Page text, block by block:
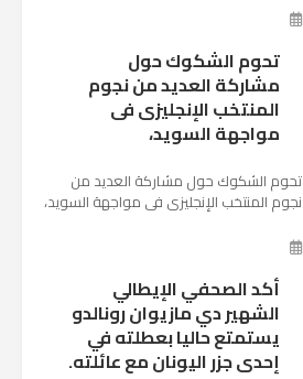
وأنه سيستم...
تحوم الشكوك حول
مشاركة العديد من نجوم
المنتخب الإنجليزى فى
مواجهة السويد،
تحوم الشكوك حول مشاركة العديد من
نجوم المنتخب الإنجليزى فى مواجهة السويد،
ملعب "كوزموس آ...
أكد الصحفي الإيطالي
الشهير دي مازيوان رونالدو
يستمتع حاليا بعطلته في
إحدى جزر اليونان مع عائلته.